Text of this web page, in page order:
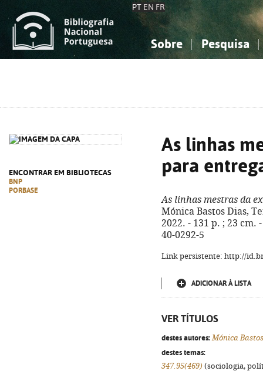
PT EN FR
Sobre Pesquisa
ENCONTRAR EM BIBLIOTECAS
BNP
PORBASE
As linhas
para
As linhas mestras da
Mónica Bastos Dias,
2022. - 131 p. ; 23 cm.
40-0292-5
Link persistente: http://
ADICIONAR À LISTA
VER TÍTULOS
destes autores: Mónica
destes temas:
347.95(469) (sociologia,